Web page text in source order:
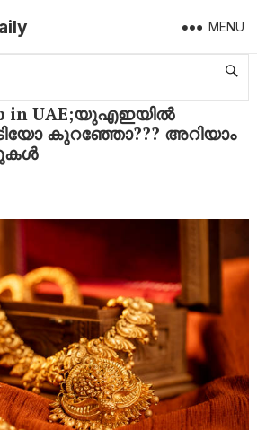
MENU
in UAE;യുഎഇയിൽ സ്വർണ്ണവില കൂടിയോ കുറഞ്ഞോ??? അറിയാം ഇന്നത്തെ നിരക്കുകൾ
in UAE;യുഎഇയിൽ
കുറഞ്ഞോ??? അറിയാം